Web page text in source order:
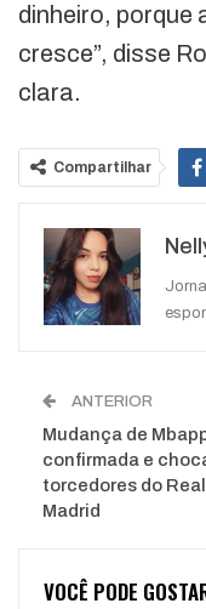
dinheiro, porque
cresce”, disse
clara.
Compartilhar
WhatsApp
ANTERIOR
Mudança de
confirmada e
torcedores do Real
Madrid
VOCÊ PODE